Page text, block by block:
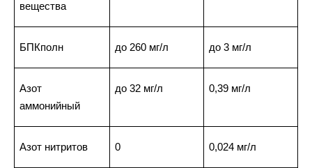
вещества
БПКполн до 260 мг/л до 3 мг/л
Азот
аммонийный
до 32 мг/л 0,39 мг/л
Азот нитритов 0 0,024 мг/л